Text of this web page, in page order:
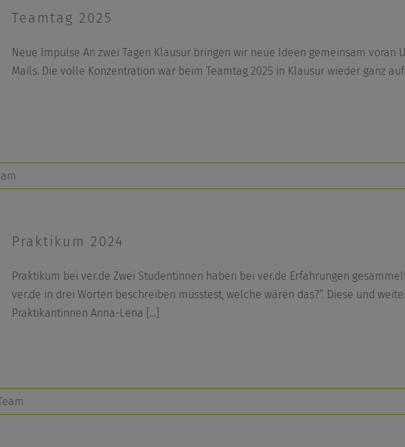
Teamtag 2025
Neue Impulse An zwei Tagen Klausur bringen wir neue Ideen gemeinsam voran
Mails. Die volle Konzentration war beim Teamtag 2025 in Klausur wieder ganz
Praktikum 2024
Praktikum bei ver.de Zwei Studentinnen haben bei ver.de Erfahrungen
ver.de in drei Worten beschreiben müsstest, welche wären das?“. Diese und
Praktikantinnen Anna-Lena [...]